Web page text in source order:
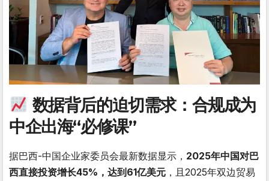
数据背后的迫切需求：合规成为
中企出海“必修课”
据巴西-中国企业家委员会最新数据显示， 2025年中国对巴
西直接投资增长45%，达到61亿美元 ，且2025年双边贸易